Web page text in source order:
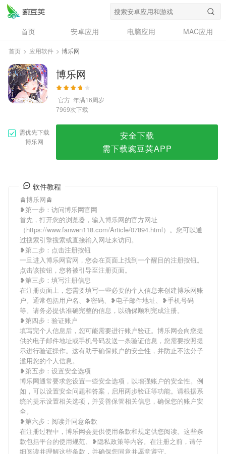
首页 安卓应用 电脑应用
MAC应用
资讯
专题
问答
首页 > 应用软件 > 博乐网
博乐网
官方 年满16周岁
7969次下载
需优先下载
博乐网
安全下载
需下载豌豆荚APP
软件教程
🚊博乐网🚊
❥第一步：访问博乐网官网
首先，打开您的浏览器，输入博乐网的官方网址
（https://www.fanwen118.com/Article/07894.html）。您可以通
过搜索引擎搜索或直接输入网址来访问。
❥第二步：点击注册按钮
一旦进入博乐网官网，您会在页面上找到一个醒目的注册按钮。
点击该按钮，您将被引导至注册页面。
❥第三步：填写注册信息
在注册页面上，您需要填写一些必要的个人信息来创建博乐网账
户。通常包括用户名、❥密码、❥电子邮件地址、❥手机号码
等。请务必提供准确完整的信息，以确保顺利完成注册。
❥第四步：验证账户
填写完个人信息后，您可能需要进行账户验证。博乐网会向您提
供的电子邮件地址或手机号码发送一条验证信息，您需要按照提
示进行验证操作。这有助于确保账户的安全性，并防止不法分子
滥用您的个人信息。
❥第五步：设置安全选项
博乐网通常要求您设置一些安全选项，以增强账户的安全性。例
如，可以设置安全问题和答案，启用两步验证等功能。请根据系
统的提示设置相关选项，并妥善保管相关信息，确保您的账户安
全。
❥第六步：阅读并同意条款
在注册过程中，博乐网会提供使用条款和规定供您阅读。这些条
款包括平台的使用规范、❥隐私政策等内容。在注册之前，请仔
细阅读并理解这些条款，并确保您同意并愿意遵守。